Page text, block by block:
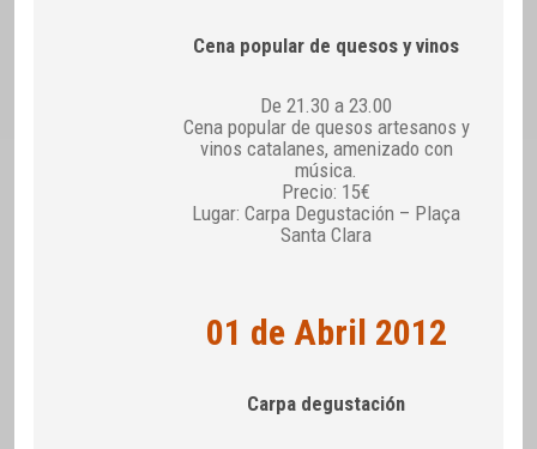
Cena popular de quesos y vinos
De 21.30 a 23.00
Cena popular de quesos artesanos y
vinos catalanes, amenizado con
música.
Precio: 15€
Lugar: Carpa Degustación – Plaça
Santa Clara
01 de Abril 2012
Carpa degustación